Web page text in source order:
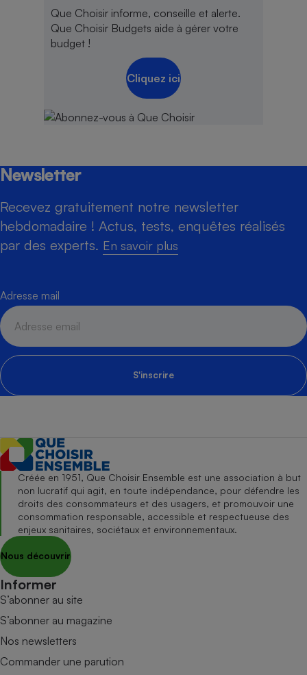
Que Choisir informe, conseille et alerte.
Que Choisir Budgets aide à gérer votre
budget !
Cliquez ici
Newsletter
Recevez gratuitement notre newsletter
hebdomadaire ! Actus, tests, enquêtes réalisés
par des experts. En savoir plus
Adresse mail
S'inscrire
Créée en 1951, Que Choisir Ensemble est une association à but
non lucratif qui agit, en toute indépendance, pour défendre les
droits des consommateurs et des usagers, et promouvoir une
consommation responsable, accessible et respectueuse des
enjeux sanitaires, sociétaux et environnementaux.
Nous découvrir
Informer
S’abonner au site
S’abonner au magazine
Nos newsletters
Commander une parution